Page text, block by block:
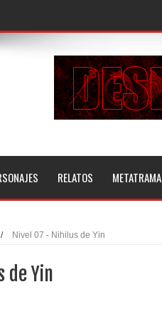
RELATOS METATRAMA
/ Nivel 07 - Nihilus de Yin
de Yin